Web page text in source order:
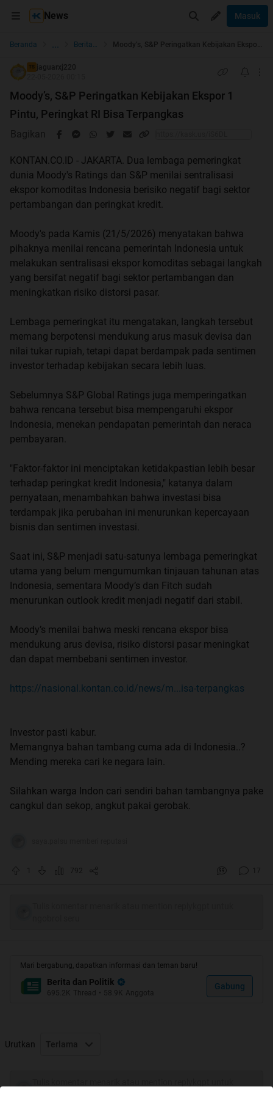
News Masuk
Beranda ... Berita dan Politik
TS jaguarxj220
Moody’s, S&P Peringatkan Kebijakan Ekspor 1
Pintu, Peringkat RI Bisa Terpangkas
Bagikan
KONTAN.CO.ID - JAKARTA. Dua lembaga pemeringkat
dunia Moody's Ratings dan S&P menilai sentralisasi
ekspor komoditas Indonesia berisiko negatif bagi sektor
pertambangan dan peringkat kredit.
Moody's pada Kamis (21/5/2026) menyatakan bahwa
pihaknya menilai rencana pemerintah Indonesia untuk
melakukan sentralisasi ekspor komoditas sebagai langkah
yang bersifat negatif bagi sektor pertambangan dan
meningkatkan risiko distorsi pasar.
Lembaga pemeringkat itu mengatakan, langkah tersebut
memang berpotensi mendukung arus masuk devisa dan
nilai tukar rupiah, tetapi dapat berdampak pada sentimen
investor terhadap kebijakan secara lebih luas.
Sebelumnya S&P Global Ratings juga memperingatkan
bahwa rencana tersebut bisa mempengaruhi ekspor
Indonesia, menekan pendapatan pemerintah dan neraca
pembayaran.
"Faktor-faktor ini menciptakan ketidakpastian lebih besar
terhadap peringkat kredit Indonesia," katanya dalam
pernyataan, menambahkan bahwa investasi bisa
terdampak jika perubahan ini menurunkan kepercayaan
bisnis dan sentimen investasi.
Saat ini, S&P menjadi satu-satunya lembaga pemeringkat
utama yang belum mengumumkan tinjauan tahunan atas
Indonesia, sementara Moody’s dan Fitch sudah
menurunkan outlook kredit menjadi negatif dari stabil.
Moody’s menilai bahwa meski rencana ekspor bisa
mendukung arus devisa, risiko distorsi pasar meningkat
dan dapat membebani sentimen investor.
https://nasional.kontan.co.id/news/m...isa-terpangkas
Investor pasti kabur.
Memangnya bahan tambang cuma ada di Indonesia..?
Mending mereka cari ke negara lain.
Silahkan warga Indon cari sendiri bahan tambangnya pake
cangkul dan sekop, angkut pakai gerobak.
792 17
Mari bergabung, dapatkan informasi dan teman baru!
Berita dan Politik
695.2K Thread • 58.9K Anggota
Gabung
Urutkan Terlama